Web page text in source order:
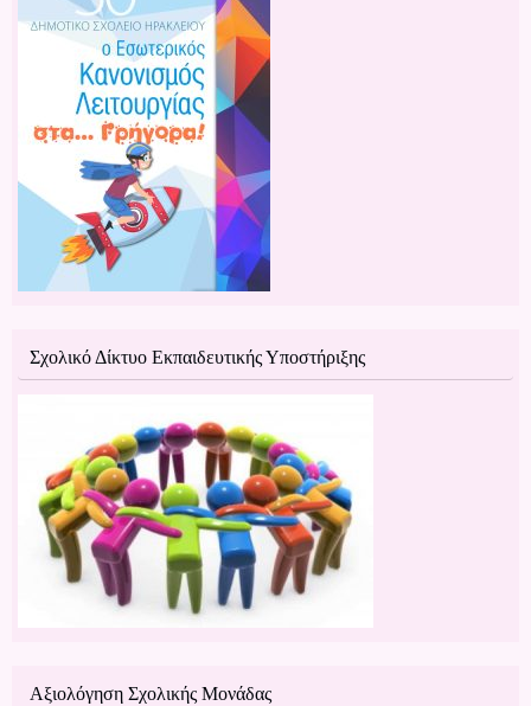
Σχολικό Δίκτυο Εκπαιδευτικής Υποστήριξης
Αξιολόγηση Σχολικής Μονάδας